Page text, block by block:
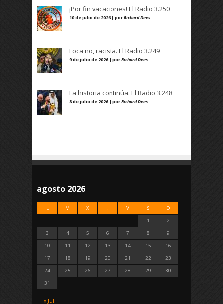
¡Por fin vacaciones! El Radio 3.250
10 de julio de 2026 | porRichard Dees
Loca no, racista. El Radio 3.249
9 de julio de 2026 | porRichard Dees
La historia continúa. El Radio 3.248
8 de julio de 2026 | porRichard Dees
agosto 2026
L M X J V S D
« Jul
1
2
3
4 5 6 7 8
9
10
11 12 13 14 15
16
17
18 19 20 21 22
23
24
25 26 27 28 29
30
31